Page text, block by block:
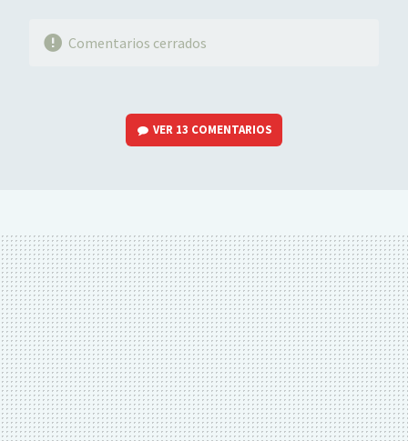
Comentarios cerrados
VER 13 COMENTARIOS